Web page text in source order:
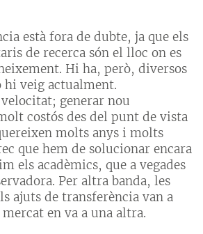
està fora de dubte, ja que els
de recerca són el lloc on es
Hi ha, però, diversos
hi veig actualment.
generar nou
costós des del punt de vista
molts anys i molts
que hem de solucionar encara
els acadèmics, que a vegades
Per altra banda, les
ajuts de transferència van a
en va a una altra.